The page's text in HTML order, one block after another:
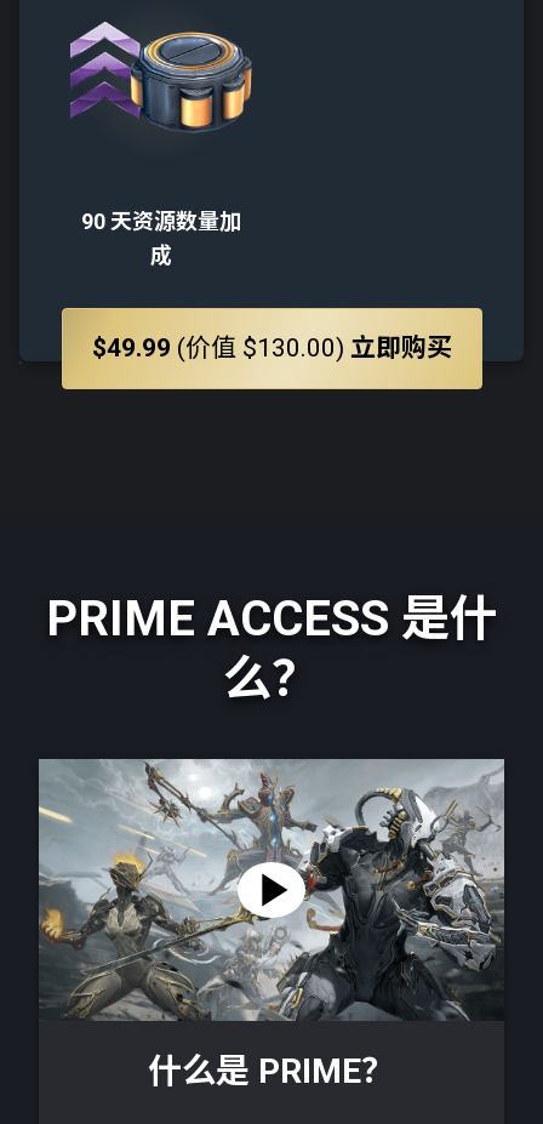
90 天资源数量加
成
$49.99 (价值 $130.00) 立即购买
PRIME ACCESS 是什
么？
什么是 PRIME？